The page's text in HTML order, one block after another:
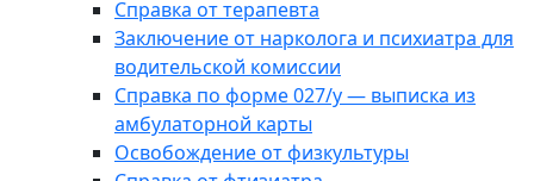
Справка от терапевта
Заключение от нарколога и психиатра для
водительской комиссии
Справка по форме 027/у — выписка из
амбулаторной карты
Освобождение от физкультуры